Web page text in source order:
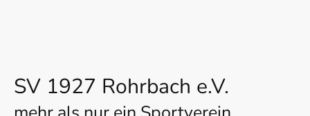
SV 1927 Rohrbach e.V.